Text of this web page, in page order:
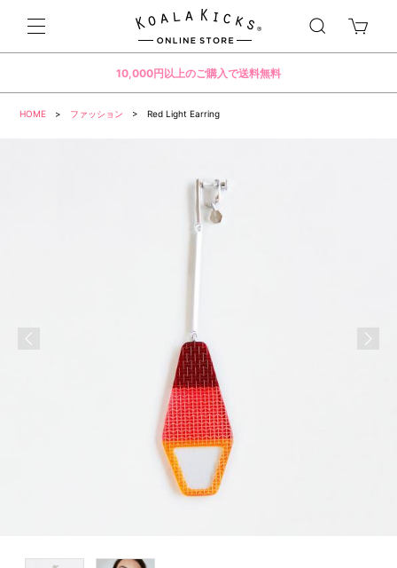
10,000円以上のご購入で送料無料
HOME > ファッション > Red Light Earring